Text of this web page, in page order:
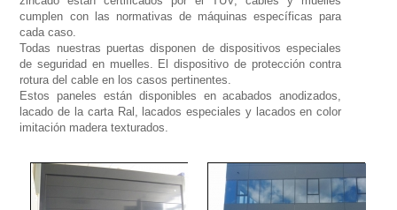
cumplen con las normativas de máquinas específicas para
cada caso.
Todas nuestras puertas disponen de dispositivos especiales
de seguridad en muelles. El dispositivo de protección contra
rotura del cable en los casos pertinentes.
Estos paneles están disponibles en acabados anodizados,
lacado de la carta Ral, lacados especiales y lacados en color
imitación madera texturados.